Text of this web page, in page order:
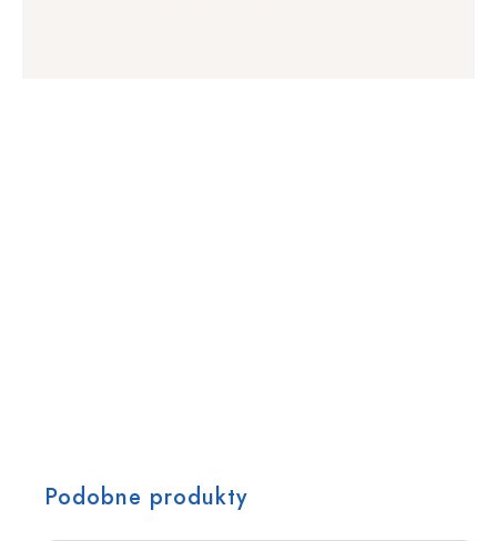
Podobne produkty